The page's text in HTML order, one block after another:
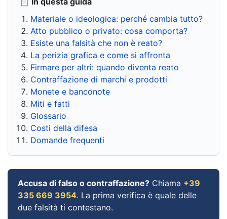
Materiale o ideologica: perché cambia tutto?
Atto pubblico o privato: cosa comporta?
Esiste una falsità che non è reato?
La perizia grafica e come si affronta
Firmare per altri: quando diventa reato
Contraffazione di marchi e prodotti
Monete e banconote
Miti e fatti
Glossario
Costi della difesa
Domande frequenti
Accusa di falso o contraffazione? Chiama +39
335 669 3954. La prima verifica è quale delle
due falsità ti contestano.